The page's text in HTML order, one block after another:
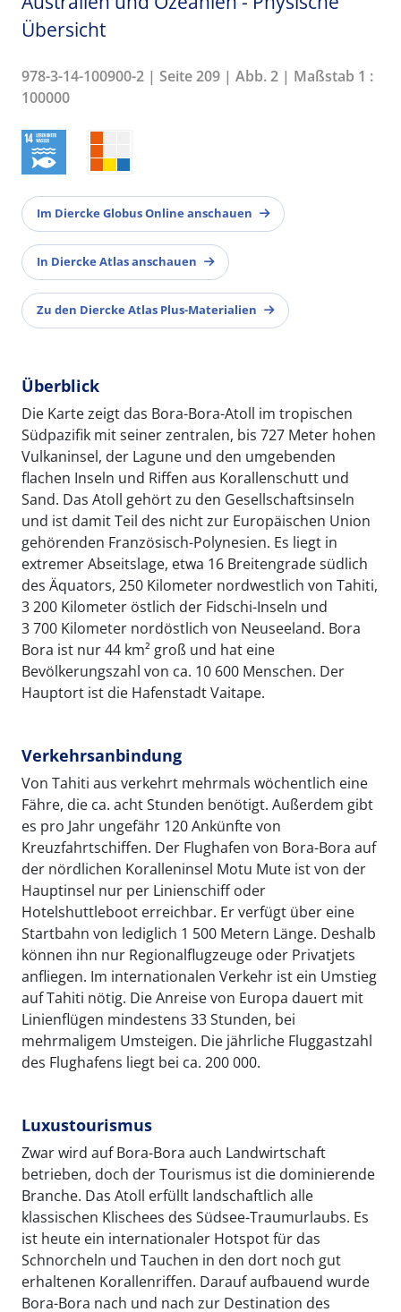
Übersicht
978-3-14-100900-2 | Seite 209 | Abb. 2 | Maßstab 1 :
100000
Im Diercke Globus Online anschauen
In Diercke Atlas anschauen
Zu den Diercke Atlas Plus-Materialien
Überblick
Die Karte zeigt das Bora-Bora-Atoll im tropischen
Südpazifik mit seiner zentralen, bis 727 Meter hohen
Vulkaninsel, der Lagune und den umgebenden
flachen Inseln und Riffen aus Korallenschutt und
Sand. Das Atoll gehört zu den Gesellschaftsinseln
und ist damit Teil des nicht zur Europäischen Union
gehörenden Französisch-Polynesien. Es liegt in
extremer Abseitslage, etwa 16 Breitengrade südlich
des Äquators, 250 Kilometer nordwestlich von Tahiti,
3 200 Kilometer östlich der Fidschi-Inseln und
3 700 Kilometer nordöstlich von Neuseeland. Bora
Bora ist nur 44 km² groß und hat eine
Bevölkerungszahl von ca. 10 600 Menschen. Der
Hauptort ist die Hafenstadt Vaitape.
Verkehrsanbindung
Von Tahiti aus verkehrt mehrmals wöchentlich eine
Fähre, die ca. acht Stunden benötigt. Außerdem gibt
es pro Jahr ungefähr 120 Ankünfte von
Kreuzfahrtschiffen. Der Flughafen von Bora-Bora auf
der nördlichen Koralleninsel Motu Mute ist von der
Hauptinsel nur per Linienschiff oder
Hotelshuttleboot erreichbar. Er verfügt über eine
Startbahn von lediglich 1 500 Metern Länge. Deshalb
können ihn nur Regionalflugzeuge oder Privatjets
anfliegen. Im internationalen Verkehr ist ein Umstieg
auf Tahiti nötig. Die Anreise von Europa dauert mit
Linienflügen mindestens 33 Stunden, bei
mehrmaligem Umsteigen. Die jährliche Fluggastzahl
des Flughafens liegt bei ca. 200 000.
Luxustourismus
Zwar wird auf Bora-Bora auch Landwirtschaft
betrieben, doch der Tourismus ist die dominierende
Branche. Das Atoll erfüllt landschaftlich alle
klassischen Klischees des Südsee-Traumurlaubs. Es
ist heute ein internationaler Hotspot für das
Schnorcheln und Tauchen in den dort noch gut
erhaltenen Korallenriffen. Darauf aufbauend wurde
Bora-Bora nach und nach zur Destination des